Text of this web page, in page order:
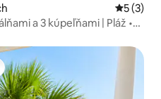
5 (3)
a 3 kúpeľňami | Pláž •